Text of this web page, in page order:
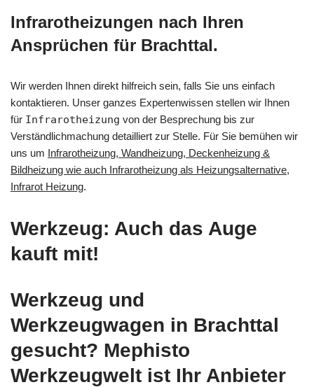
Infrarotheizungen nach Ihren
Ansprüchen für Brachttal.
Wir werden Ihnen direkt hilfreich sein, falls Sie uns einfach
kontaktieren. Unser ganzes Expertenwissen stellen wir Ihnen
für Infrarotheizung von der Besprechung bis zur
Verständlichmachung detailliert zur Stelle. Für Sie bemühen wir
uns um Infrarotheizung, Wandheizung, Deckenheizung &
Bildheizung wie auch Infrarotheizung als Heizungsalternative,
Infrarot Heizung.
Werkzeug: Auch das Auge
kauft mit!
Werkzeug und
Werkzeugwagen in Brachttal
gesucht? Mephisto
Werkzeugwelt ist Ihr Anbieter